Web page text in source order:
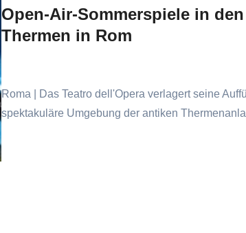
Open-Air-Sommerspiele in
Thermen in Rom
Roma | Das Teatro dell'Opera verlagert seine
spektakuläre Umgebung der antiken